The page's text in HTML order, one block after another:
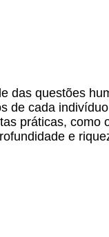
das questões
de cada
práticas,
e